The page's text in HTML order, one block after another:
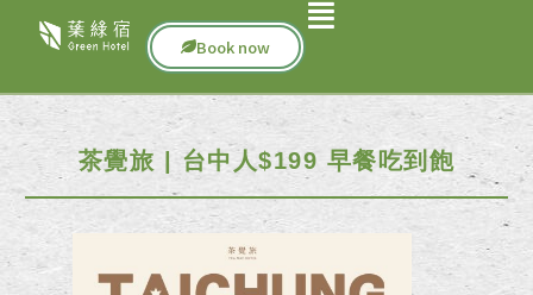
Book now
茶覺旅 | 台中人$199 早餐吃到飽